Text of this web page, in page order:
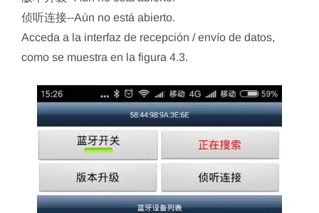
侦听连接--Aún no está abierto.
Acceda a la interfaz de recepción / envío de datos,
como se muestra en la figura 4.3.